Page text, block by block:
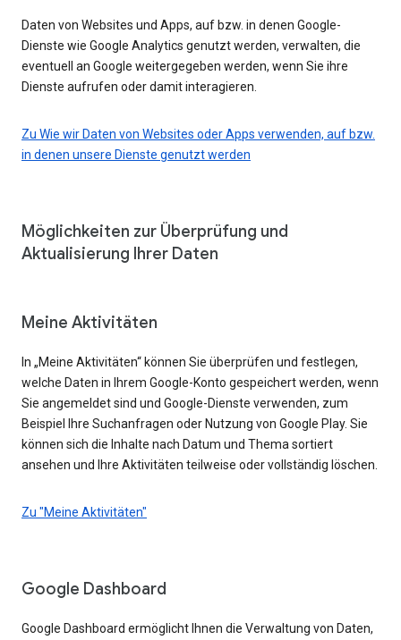
Daten von Websites und Apps, auf bzw. in denen Google-
Dienste wie Google Analytics genutzt werden, verwalten, die
eventuell an Google weitergegeben werden, wenn Sie ihre
Dienste aufrufen oder damit interagieren.
Zu Wie wir Daten von Websites oder Apps verwenden, auf bzw.
in denen unsere Dienste genutzt werden
Möglichkeiten zur Überprüfung und
Aktualisierung Ihrer Daten
Meine Aktivitäten
In „Meine Aktivitäten“ können Sie überprüfen und festlegen,
welche Daten in Ihrem Google-Konto gespeichert werden, wenn
Sie angemeldet sind und Google-Dienste verwenden, zum
Beispiel Ihre Suchanfragen oder Nutzung von Google Play. Sie
können sich die Inhalte nach Datum und Thema sortiert
ansehen und Ihre Aktivitäten teilweise oder vollständig löschen.
Zu "Meine Aktivitäten"
Google Dashboard
Google Dashboard ermöglicht Ihnen die Verwaltung von Daten,